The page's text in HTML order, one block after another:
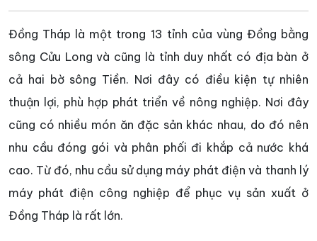
Đồng Tháp là một trong 13 tỉnh của vùng Đồng bằng
sông Cửu Long và cũng là tỉnh duy nhất có địa bàn ở
cả hai bờ sông Tiền. Nơi đây có điều kiện tự nhiên
thuận lợi, phù hợp phát triển về nông nghiệp. Nơi đây
cũng có nhiều món ăn đặc sản khác nhau, do đó nên
nhu cầu đóng gói và phân phối đi khắp cả nước khá
cao. Từ đó, nhu cầu sử dụng máy phát điện và thanh lý
máy phát điện công nghiệp để phục vụ sản xuất ở
Đồng Tháp là rất lớn.